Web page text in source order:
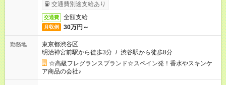
交通費別途支給あり
交通費 全額支給
月収例 30万円～
勤務地
東京都渋谷区
明治神宮前駅から徒歩3分 / 渋谷駅から徒歩8分
☆高級フレグランスブランド☆スペイン発！香水やスキンケ
ア商品の会社♪